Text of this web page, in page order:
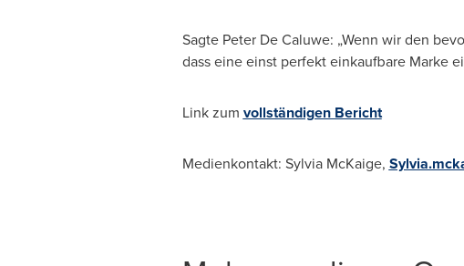
Sagte Peter De Caluwe: „Wenn wir den
dass eine einst perfekt einkaufbare Marke
Link zum vollständigen Bericht
Medienkontakt: Sylvia McKaige,